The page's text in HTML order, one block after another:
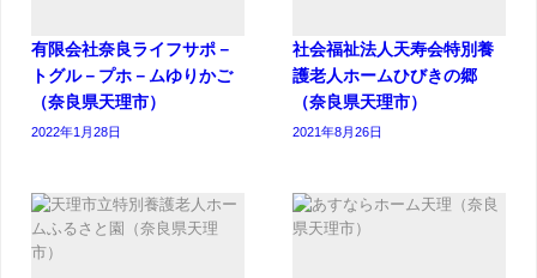
有限会社奈良ライフサポ－
トグル－プホ－ムゆりかご
（奈良県天理市）
2022年1月28日
社会福祉法人天寿会特別養
護老人ホームひびきの郷
（奈良県天理市）
2021年8月26日